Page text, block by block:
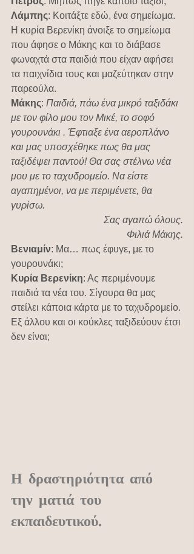
Λάμπης: Κοιτάξτε εδώ, ένα σημείωμα.
Η κυρία Βερενίκη άνοιξε το σημείωμα
που άφησε ο Μάκης και το διάβασε
φωναχτά στα παιδιά που είχαν αφήσει
τα παιχνίδια τους και μαζεύτηκαν στην
παρεούλα.
Μάκης: Παιδιά, πάω ένα μικρό ταξιδάκι
με τον φίλο μου τον Μικέ, το σοφό
γουρουνάκι . Έφτιαξε ένα αεροπλάνο
και μας υποσχέθηκε πως θα μας
ταξιδέψει παντού! Θα σας στέλνω νέα
μου με το ταχυδρομείο. Να είστε
αγαπημένοι, να με περιμένετε, θα
γυρίσω.
Σας αγαπώ όλους.
Φιλιά Μάκης.
Βενιαμίν: Μα… πως έφυγε, με το
γουρουνάκι;
Κυρία Βερενίκη: Ας περιμένουμε
παιδιά τα νέα του. Σίγουρα θα μας
στείλει κάποια κάρτα με το ταχυδρομείο.
Εξ άλλου και οι κούκλες ταξιδεύουν έτσι
δεν είναι;
Η δραστηριότητα από
την ματιά του
εκπαιδευτικού.